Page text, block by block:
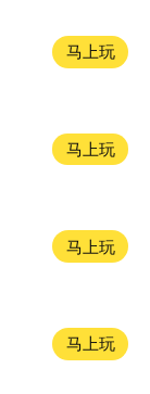
马上玩
马上玩
马上玩
马上玩